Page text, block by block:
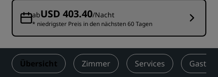
abUSD 403.40/Nacht
* niedrigster Preis in den nächsten 60 Tagen
Übersicht Zimmer Services